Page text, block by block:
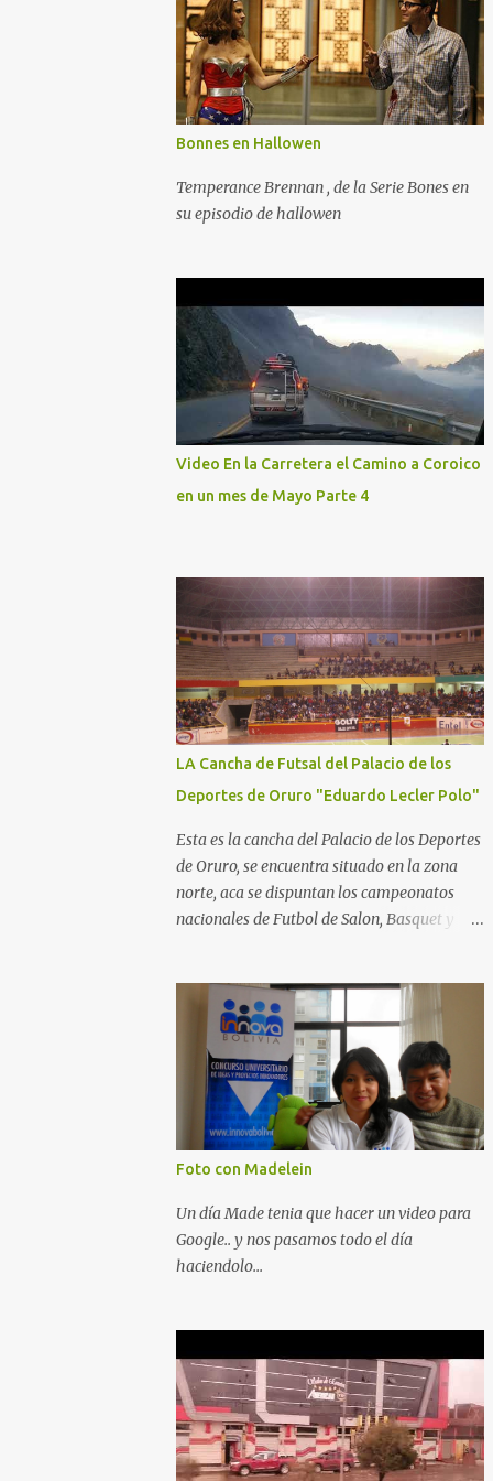
Bonnes en Hallowen
Temperance Brennan , de la Serie Bones en
su episodio de hallowen
Video En la Carretera el Camino a Coroico
en un mes de Mayo Parte 4
LA Cancha de Futsal del Palacio de los
Deportes de Oruro "Eduardo Lecler Polo"
Esta es la cancha del Palacio de los Deportes
de Oruro, se encuentra situado en la zona
norte, aca se dispuntan los campeonatos
nacionales de Futbol de Salon, Basquet y
Foto con Madelein
Un día Made tenia que hacer un video para
Google.. y nos pasamos todo el día
haciendolo...